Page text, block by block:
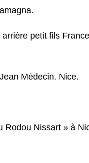
petit fils
Médecin. Nice.
Rodou Nissart » à